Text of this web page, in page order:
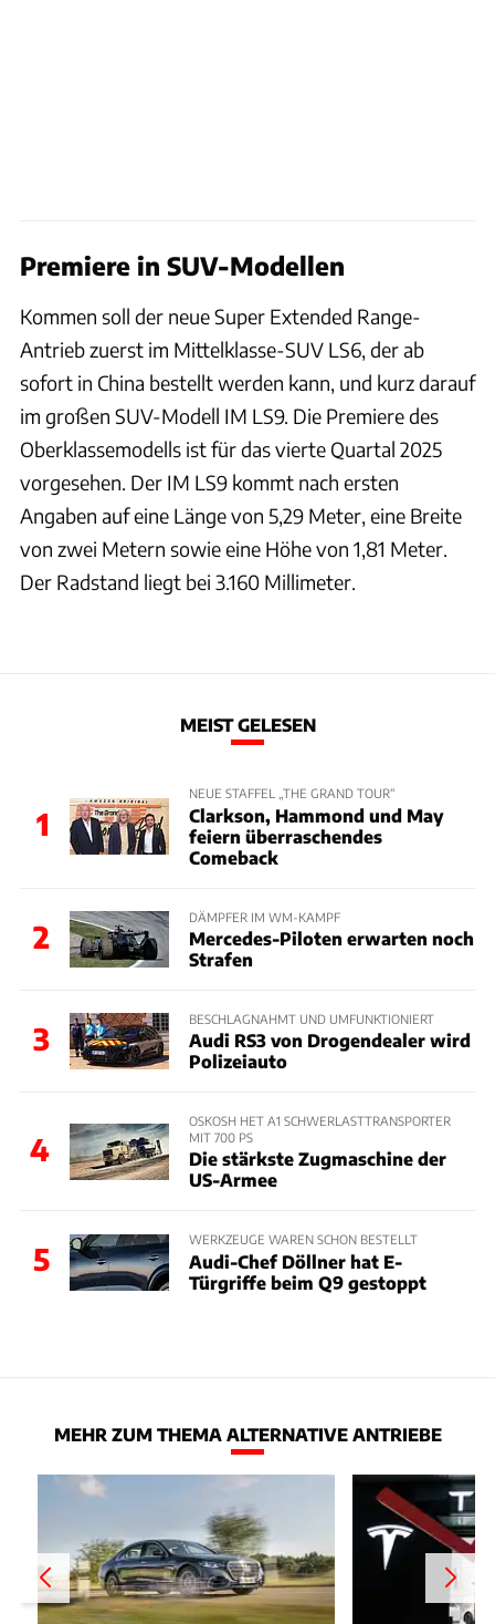
Premiere in SUV-Modellen
Kommen soll der neue Super Extended Range-
Antrieb zuerst im Mittelklasse-SUV LS6, der ab
sofort in China bestellt werden kann, und kurz darauf
im großen SUV-Modell IM LS9. Die Premiere des
Oberklassemodells ist für das vierte Quartal 2025
vorgesehen. Der IM LS9 kommt nach ersten
Angaben auf eine Länge von 5,29 Meter, eine Breite
von zwei Metern sowie eine Höhe von 1,81 Meter.
Der Radstand liegt bei 3.160 Millimeter.
MEIST GELESEN
1
NEUE STAFFEL „THE GRAND TOUR“
Clarkson, Hammond und May
feiern überraschendes
Comeback
2
DÄMPFER IM WM-KAMPF
Mercedes-Piloten erwarten noch
Strafen
3
BESCHLAGNAHMT UND UMFUNKTIONIERT
Audi RS3 von Drogendealer wird
Polizeiauto
4
OSKOSH HET A1 SCHWERLASTTRANSPORTER
MIT 700 PS
Die stärkste Zugmaschine der
US-Armee
5
WERKZEUGE WAREN SCHON BESTELLT
Audi-Chef Döllner hat E-
Türgriffe beim Q9 gestoppt
MEHR ZUM THEMA ALTERNATIVE ANTRIEBE